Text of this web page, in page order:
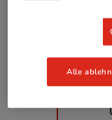
Alle